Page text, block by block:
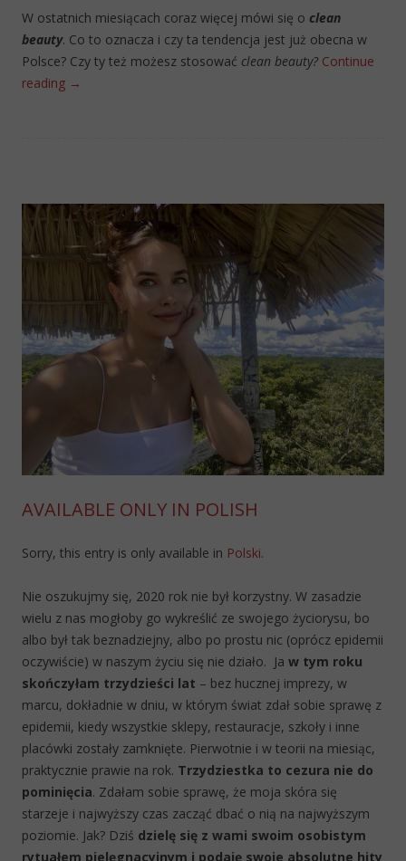
W ostatnich miesiącach coraz więcej mówi się o clean
beauty. Co to oznacza i czy ta tendencja jest już obecna w
Polsce? Czy ty też możesz stosować clean beauty? Continue
reading →
AVAILABLE ONLY IN POLISH
Sorry, this entry is only available in Polski.
Nie oszukujmy się, 2020 rok nie był korzystny. W zasadzie
wielu z nas mogłoby go wykreślić ze swojego życiorysu, bo
albo był tak beznadziejny, albo po prostu nic (oprócz epidemii
oczywiście) w naszym życiu się nie działo. Ja w tym roku
skończyłam trzydzieści lat – bez hucznej imprezy, w
marcu, dokładnie w dniu, w którym świat zdał sobie sprawę z
epidemii, kiedy wszystkie sklepy, restauracje, szkoły i inne
placówki zostały zamknięte. Pierwotnie i w teorii na miesiąc,
praktycznie prawie na rok. Trzydziestka to cezura nie do
pominięcia. Zdałam sobie sprawę, że moja skóra się
starzeje i najwyższy czas zacząć dbać o nią na najwyższym
poziomie. Jak? Dziś dzielę się z wami swoim osobistym
rytuałem pielęgnacyjnym i podaję swoje absolutne hity